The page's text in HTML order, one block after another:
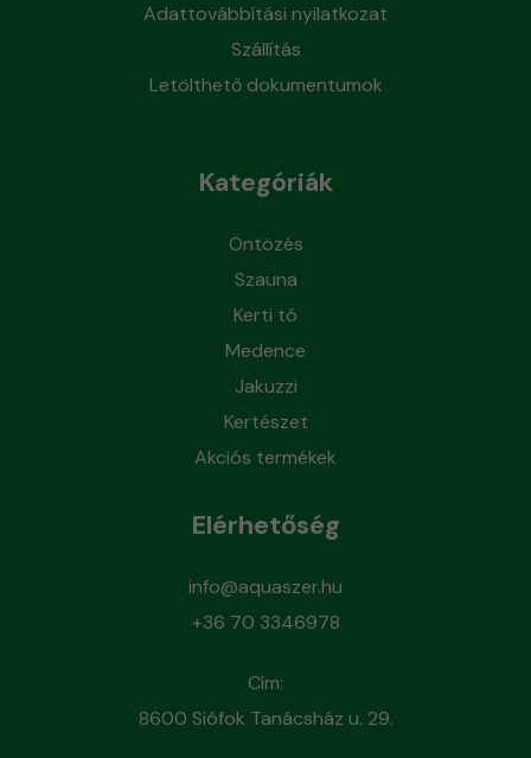
Adattovábbítási nyilatkozat
Szállítás
Letölthető dokumentumok
Kategóriák
Öntözés
Szauna
Kerti tó
Medence
Jakuzzi
Kertészet
Akciós termékek
Elérhetőség
info@aquaszer.hu
+36 70 3346978
Cím:
8600 Siófok Tanácsház u. 29.